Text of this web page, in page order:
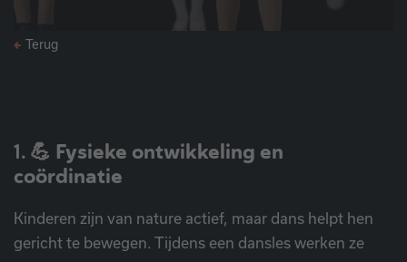
Terug
1. 💪 Fysieke ontwikkeling en
coördinatie
Kinderen zijn van nature actief, maar dans helpt hen
gericht te bewegen. Tijdens een dansles werken ze